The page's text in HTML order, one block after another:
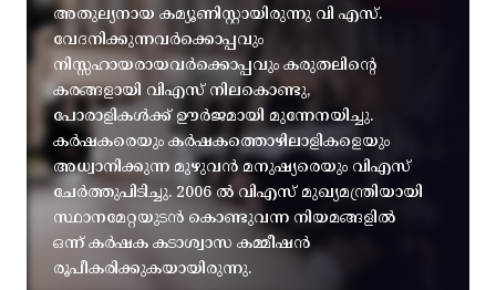
അതുല്യനായ കമ്യൂണിസ്റ്റായിരുന്നു വി എസ്.
വേദനിക്കുന്നവർക്കൊപ്പവും
നിസ്സഹായരായവർക്കൊപ്പവും കരുതലിന്റെ
കരങ്ങളായി വിഎസ് നിലകൊണ്ടു,
പോരാളികൾക്ക് ഊർജമായി മുന്നേനയിച്ചു.
കർഷകരെയും കർഷകത്തൊഴിലാളികളെയും
അധ്വാനിക്കുന്ന മുഴുവൻ മനുഷ്യരെയും വിഎസ്
ചേർത്തുപിടിച്ചു. 2006 ൽ വിഎസ് മുഖ്യമന്ത്രിയായി
സ്ഥാനമേറ്റയുടൻ കൊണ്ടുവന്ന നിയമങ്ങളിൽ
ഒന്ന് കർഷക കടാശ്വാസ കമ്മീഷൻ
രൂപീകരിക്കുകയായിരുന്നു.